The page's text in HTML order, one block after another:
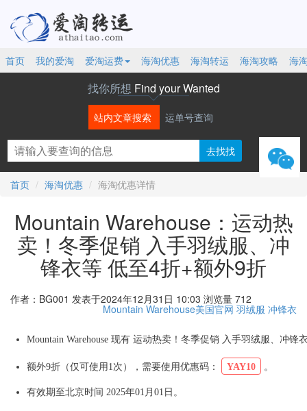
首页 我的爱淘 爱淘运费 海淘优惠 海淘转运 海淘攻略 海
找你所想 Find your Wanted
站内文章搜索 运单号查询
首页 海淘优惠 海淘优惠详情
Mountain Warehouse：运动热
卖！冬季促销 入手羽绒服、冲
锋衣等 低至4折+额外9折
作者：BG001 发表于2024年12月31日 10:03 浏览量 712
Mountain Warehouse美国官网 羽绒服 冲锋衣
Mountain Warehouse 现有 运动热卖！冬季促销 入手羽绒服、冲锋
额外9折（仅可使用1次），需要使用优惠码： YAY10 。
有效期至北京时间 2025年01月01日。